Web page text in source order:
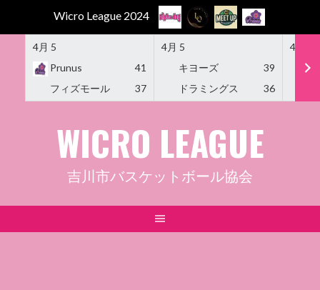
Wicro League 2024
4月 5
Prunus
41
フィズモール
37
4月 5
キヨーズ
39
ドラミングス
36
4月 5
WICRO LEAGUE
吉川市バスケットボール協会